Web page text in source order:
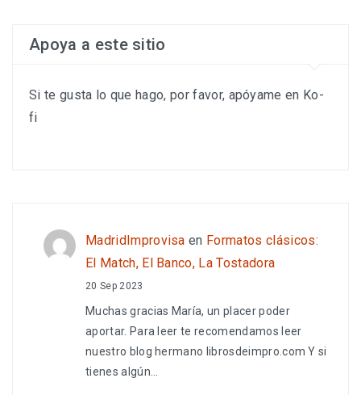
Apoya a este sitio
Si te gusta lo que hago, por favor, apóyame en Ko-
fi
MadridImprovisa en Formatos clásicos:
El Match, El Banco, La Tostadora
20 Sep 2023
Muchas gracias María, un placer poder
aportar. Para leer te recomendamos leer
nuestro blog hermano librosdeimpro.com Y si
tienes algún…